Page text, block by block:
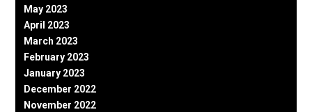
May 2023
April 2023
March 2023
February 2023
January 2023
December 2022
November 2022